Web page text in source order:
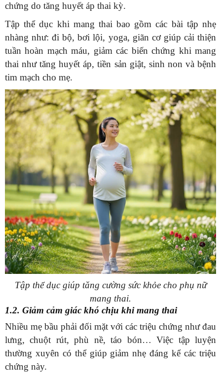
chứng do tăng huyết áp thai kỳ.
Tập thể dục khi mang thai bao gồm các bài tập nhẹ
nhàng như: đi bộ, bơi lội, yoga, giãn cơ giúp cải thiện
tuần hoàn mạch máu, giảm các biến chứng khi mang
thai như tăng huyết áp, tiền sản giật, sinh non và bệnh
tim mạch cho mẹ.
Tập thể dục giúp tăng cường sức khỏe cho phụ nữ
mang thai.
1.2. Giảm cảm giác khó chịu khi mang thai
Nhiều mẹ bầu phải đối mặt với các triệu chứng như đau
lưng, chuột rút, phù nề, táo bón… Việc tập luyện
thường xuyên có thể giúp giảm nhẹ đáng kể các triệu
chứng này.